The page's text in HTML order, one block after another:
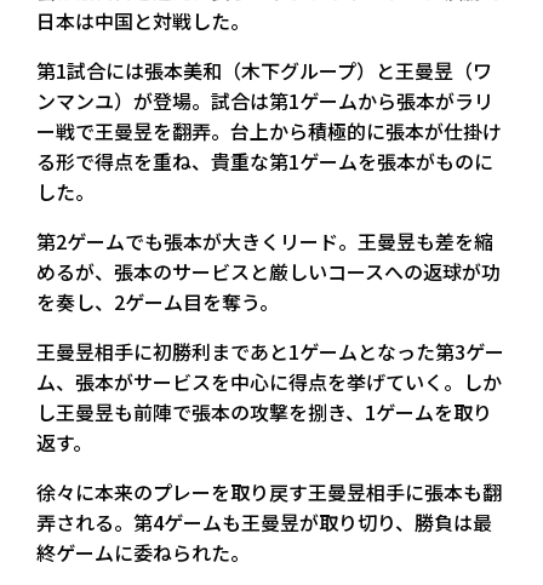
日本は中国と対戦した。
第1試合には張本美和（木下グループ）と王曼昱（ワ
ンマンユ）が登場。試合は第1ゲームから張本がラリ
ー戦で王曼昱を翻弄。台上から積極的に張本が仕掛け
る形で得点を重ね、貴重な第1ゲームを張本がものに
した。
第2ゲームでも張本が大きくリード。王曼昱も差を縮
めるが、張本のサービスと厳しいコースへの返球が功
を奏し、2ゲーム目を奪う。
王曼昱相手に初勝利まであと1ゲームとなった第3ゲー
ム、張本がサービスを中心に得点を挙げていく。しか
し王曼昱も前陣で張本の攻撃を捌き、1ゲームを取り
返す。
徐々に本来のプレーを取り戻す王曼昱相手に張本も翻
弄される。第4ゲームも王曼昱が取り切り、勝負は最
終ゲームに委ねられた。